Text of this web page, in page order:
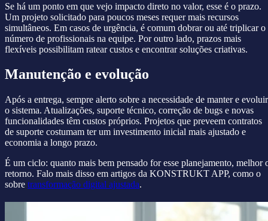
Se há um ponto em que vejo impacto direto no valor, esse é o prazo.
Um projeto solicitado para poucos meses requer mais recursos
simultâneos. Em casos de urgência, é comum dobrar ou até triplicar o
número de profissionais na equipe. Por outro lado, prazos mais
flexíveis possibilitam ratear custos e encontrar soluções criativas.
Manutenção e evolução
Após a entrega, sempre alerto sobre a necessidade de manter e evoluir
o sistema. Atualizações, suporte técnico, correção de bugs e novas
funcionalidades têm custos próprios. Projetos que preveem contratos
de suporte costumam ter um investimento inicial mais ajustado e
economia a longo prazo.
É um ciclo: quanto mais bem pensado for esse planejamento, melhor
retorno. Falo mais disso em artigos da KONSTRUKT APP, como o
sobre transformação digital ajustada.